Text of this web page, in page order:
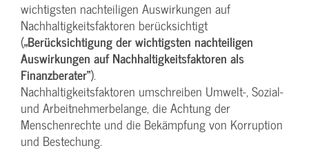
wichtigsten nachteiligen Auswirkungen auf
Nachhaltigkeitsfaktoren berücksichtigt
(„Berücksichtigung der wichtigsten nachteiligen
Auswirkungen auf Nachhaltigkeitsfaktoren als
Finanzberater“).
Nachhaltigkeitsfaktoren umschreiben Umwelt‑, Sozial-
und Arbeitnehmerbelange, die Achtung der
Menschenrechte und die Bekämpfung von Korruption
und Bestechung.